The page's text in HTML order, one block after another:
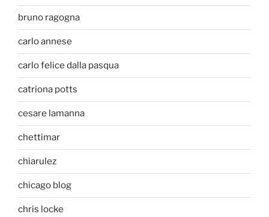
bruno ragogna
carlo annese
carlo felice dalla pasqua
catriona potts
cesare lamanna
chettimar
chiarulez
chicago blog
chris locke